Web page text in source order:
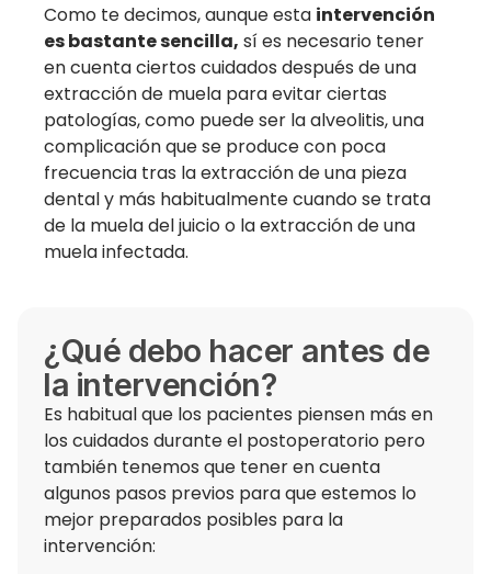
Como te decimos, aunque esta intervención
es bastante sencilla, sí es necesario tener
en cuenta ciertos cuidados después de una
extracción de muela para evitar ciertas
patologías, como puede ser la alveolitis, una
complicación que se produce con poca
frecuencia tras la extracción de una pieza
dental y más habitualmente cuando se trata
de la muela del juicio o la extracción de una
muela infectada.
¿Qué debo hacer antes de
la intervención?
Es habitual que los pacientes piensen más en
los cuidados durante el postoperatorio pero
también tenemos que tener en cuenta
algunos pasos previos para que estemos lo
mejor preparados posibles para la
intervención: